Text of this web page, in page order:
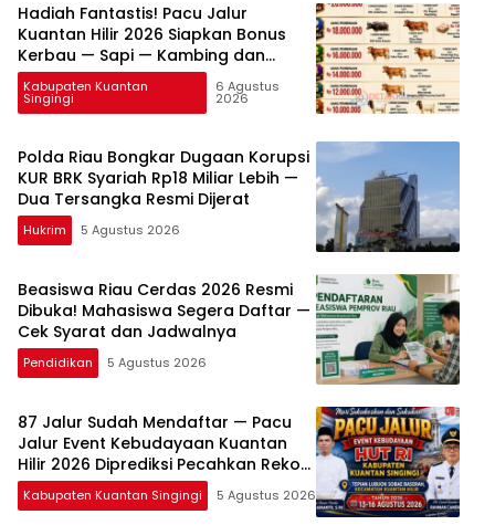
Hadiah Fantastis! Pacu Jalur
Kuantan Hilir 2026 Siapkan Bonus
Kerbau — Sapi — Kambing dan
Puluhan Juta Rupiah
Kabupaten Kuantan
Singingi
6 Agustus
2026
Polda Riau Bongkar Dugaan Korupsi
KUR BRK Syariah Rp18 Miliar Lebih —
Dua Tersangka Resmi Dijerat
Hukrim 5 Agustus 2026
Beasiswa Riau Cerdas 2026 Resmi
Dibuka! Mahasiswa Segera Daftar —
Cek Syarat dan Jadwalnya
Pendidikan 5 Agustus 2026
87 Jalur Sudah Mendaftar — Pacu
Jalur Event Kebudayaan Kuantan
Hilir 2026 Diprediksi Pecahkan Rekor
Peserta
Kabupaten Kuantan Singingi 5 Agustus 2026